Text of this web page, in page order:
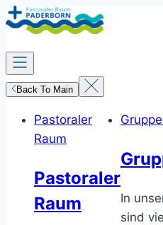
Zum
Inhalt
springen
Back To Main
Pastoraler
Raum
Pastoraler
Raum
In
sind